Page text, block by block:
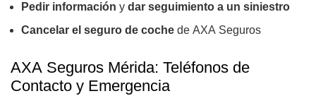
Pedir información y dar seguimiento a un siniestro
Cancelar el seguro de coche de AXA Seguros
AXA Seguros Mérida: Teléfonos de
Contacto y Emergencia